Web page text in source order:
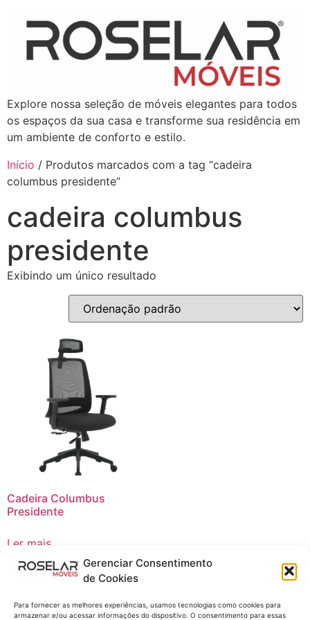
Gerenciar Consentimento
de Cookies
Para fornecer as melhores experiências, usamos tecnologias como cookies para
armazenar e/ou acessar informações do dispositivo. O consentimento para essas
Explore nossa seleção de móveis elegantes para todos
os espaços da sua casa e transforme sua residência em
um ambiente de conforto e estilo.
Início / Produtos marcados com a tag “cadeira
columbus presidente”
cadeira columbus
presidente
Exibindo um único resultado
Cadeira Columbus
Presidente
Ler mais
Compre no WhatsApp